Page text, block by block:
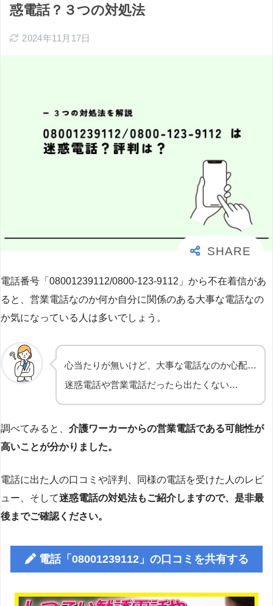
惑電話？３つの対処法
2024年11月17日
電話番号「08001239112/0800-123-9112」から不在着信があ
ると、営業電話なのか何か自分に関係のある大事な電話なの
か気になっている人は多いでしょう。
心当たりが無いけど、大事な電話なのか心配…
迷惑電話や営業電話だったら出たくない…
調べてみると、 介護ワーカーからの営業電話である可能性が
高いことが分かりました。
電話に出た人の口コミや評判、同様の電話を受けた人のレビ
ュー、そして迷惑電話の対処法もご紹介しますので、是非最
後までご確認ください。
電話「08001239112」の口コミを共有する